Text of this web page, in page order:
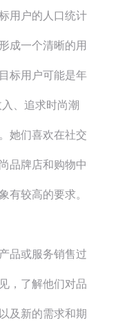
用户的人口统计
成一个清晰的用
标用户可能是年
、追求时尚潮
她们喜欢在社交
品牌店和购物中
有较高的要求。
品或服务销售过
，了解他们对品
及新的需求和期